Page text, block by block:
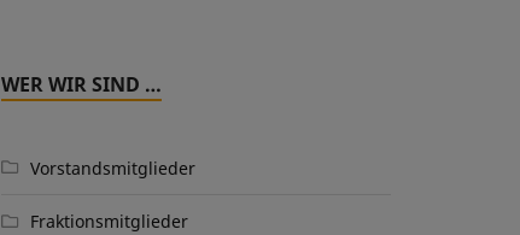
WER WIR SIND …
Vorstandsmitglieder
Fraktionsmitglieder